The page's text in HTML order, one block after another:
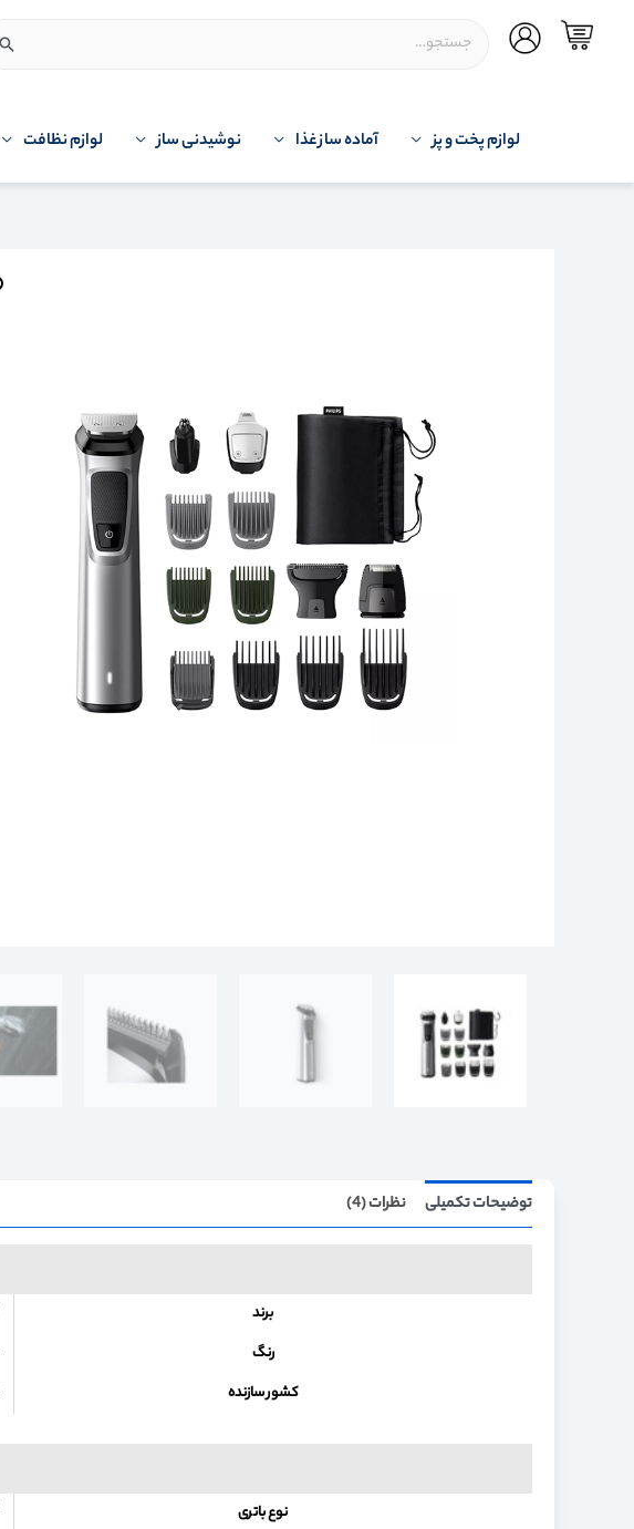
لوازم پخت و پز آماده ساز غذا نوشیدنی ساز لوازم نظافت
توضیحات تکمیلی نظرات (4)
برند
رنگ
کشور سازنده
نوع باتری